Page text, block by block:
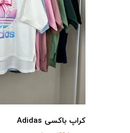
کراپ باکسی Adidas